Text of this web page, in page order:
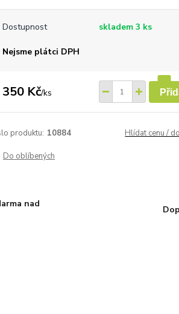
Dostupnost skladem 3 ks
Nejsme plátci DPH
350 Kč/ks
produktu: 10884 Hlídat cenu /
Do oblíbených
nad